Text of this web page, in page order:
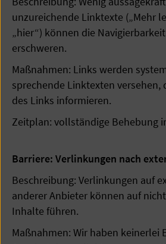
unzureichende Linktexte („Mehr
„hier“) können die
erschweren.
Maßnahmen: Links werden
sprechende Linktexten versehen,
des Links informieren.
Zeitplan: vollständige Behebung
Barriere: Verlinkungen nach
Beschreibung: Verlinkungen auf
anderer Anbieter können auf
Inhalte führen.
Maßnahmen: Wir haben keinerlei